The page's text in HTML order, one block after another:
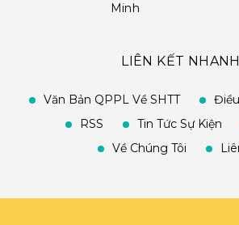
Minh
LIÊN KẾT NHANH
Văn Bản QPPL Về SHTT
RSS
Tin Tức Sự Kiện
Về Chúng Tôi